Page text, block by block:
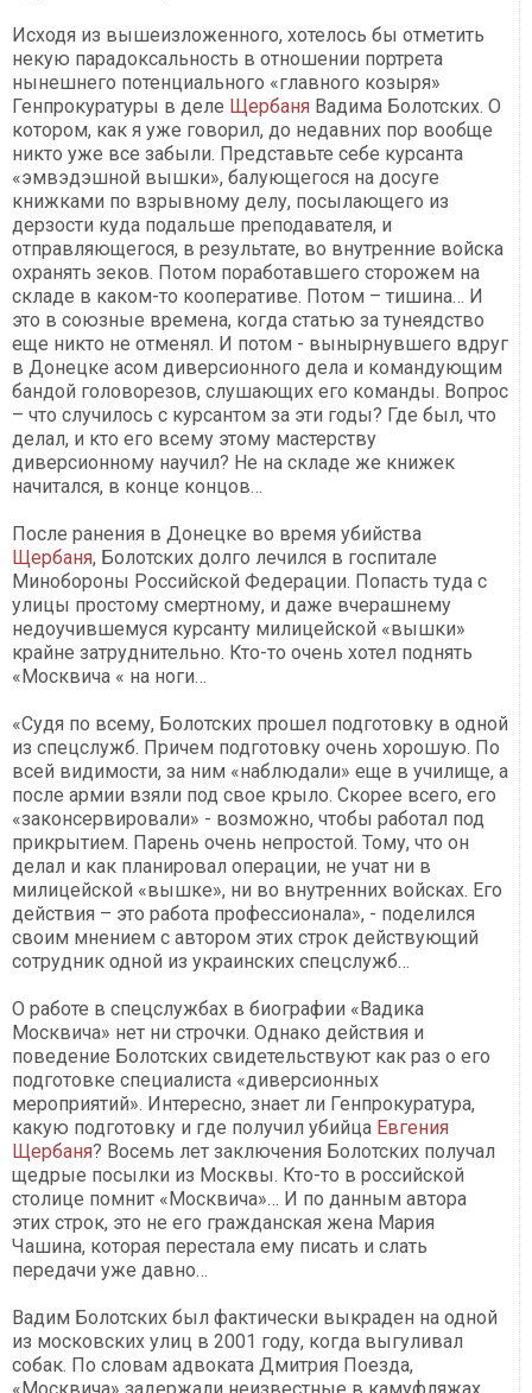
Исходя из вышеизложенного, хотелось бы отметить
некую парадоксальность в отношении портрета
нынешнего потенциального «главного козыря»
Генпрокуратуры в деле Щербаня Вадима Болотских. О
котором, как я уже говорил, до недавних пор вообще
никто уже все забыли. Представьте себе курсанта
«эмвэдэшной вышки», балующегося на досуге
книжками по взрывному делу, посылающего из
дерзости куда подальше преподавателя, и
отправляющегося, в результате, во внутренние войска
охранять зеков. Потом поработавшего сторожем на
складе в каком-то кооперативе. Потом – тишина… И
это в союзные времена, когда статью за тунеядство
еще никто не отменял. И потом - вынырнувшего вдруг
в Донецке асом диверсионного дела и командующим
бандой головорезов, слушающих его команды. Вопрос
– что случилось с курсантом за эти годы? Где был, что
делал, и кто его всему этому мастерству
диверсионному научил? Не на складе же книжек
начитался, в конце концов…
После ранения в Донецке во время убийства
Щербаня, Болотских долго лечился в госпитале
Минобороны Российской Федерации. Попасть туда с
улицы простому смертному, и даже вчерашнему
недоучившемуся курсанту милицейской «вышки»
крайне затруднительно. Кто-то очень хотел поднять
«Москвича « на ноги…
«Судя по всему, Болотских прошел подготовку в одной
из спецслужб. Причем подготовку очень хорошую. По
всей видимости, за ним «наблюдали» еще в училище, а
после армии взяли под свое крыло. Скорее всего, его
«законсервировали» - возможно, чтобы работал под
прикрытием. Парень очень непростой. Тому, что он
делал и как планировал операции, не учат ни в
милицейской «вышке», ни во внутренних войсках. Его
действия – это работа профессионала», - поделился
своим мнением с автором этих строк действующий
сотрудник одной из украинских спецслужб…
О работе в спецслужбах в биографии «Вадика
Москвича» нет ни строчки. Однако действия и
поведение Болотских свидетельствуют как раз о его
подготовке специалиста «диверсионных
мероприятий». Интересно, знает ли Генпрокуратура,
какую подготовку и где получил убийца Евгения
Щербаня? Восемь лет заключения Болотских получал
щедрые посылки из Москвы. Кто-то в российской
столице помнит «Москвича»… И по данным автора
этих строк, это не его гражданская жена Мария
Чашина, которая перестала ему писать и слать
передачи уже давно…
Вадим Болотских был фактически выкраден на одной
из московских улиц в 2001 году, когда выгуливал
собак. По словам адвоката Дмитрия Поезда,